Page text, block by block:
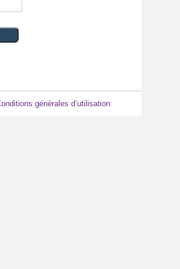
générales d’utilisation